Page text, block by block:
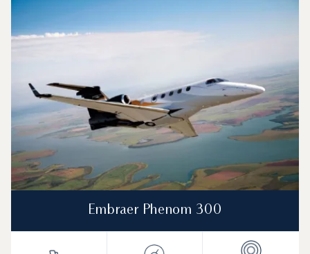
Embraer Phenom 300